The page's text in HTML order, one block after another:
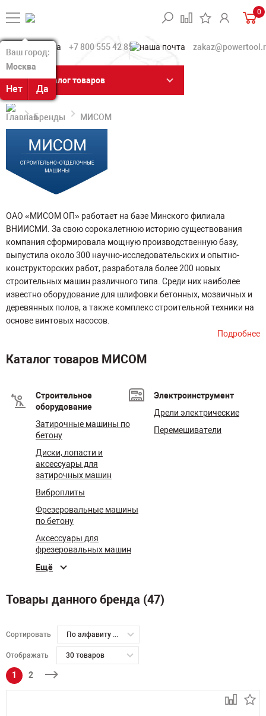
Ваш город:
Москва
Нет Да
Ваш город:
Москва
Нет Да
0
+7 800 555 42 85
Каталог товаров
Бренды МИСОМ
ОАО «МИСОМ ОП» работает на базе Минского филиала
ВНИИСМИ. За свою сорокалетнюю историю существования
компания сформировала мощную производственную базу,
выпустила около 300 научно-исследовательских и опытно-
конструкторских работ, разработала более 200 новых
строительных машин различного типа. Среди них наиболее
известно оборудование для шлифовки бетонных, мозаичных и
деревянных полов, а также комплекс строительной техники на
основе винтовых насосов.
Подробнее
Каталог товаров МИСОМ
Строительное
оборудование
Затирочные машины по
бетону
Диски, лопасти и
аксессуары для
затирочных машин
Виброплиты
Фрезеровальные машины
по бетону
Аксессуары для
фрезеровальных машин
Ещё
Электроинструмент
Дрели электрические
Перемешиватели
Товары данного бренда (47)
Сортировать По алфавиту А-Я
Отображать 30 товаров
1 2